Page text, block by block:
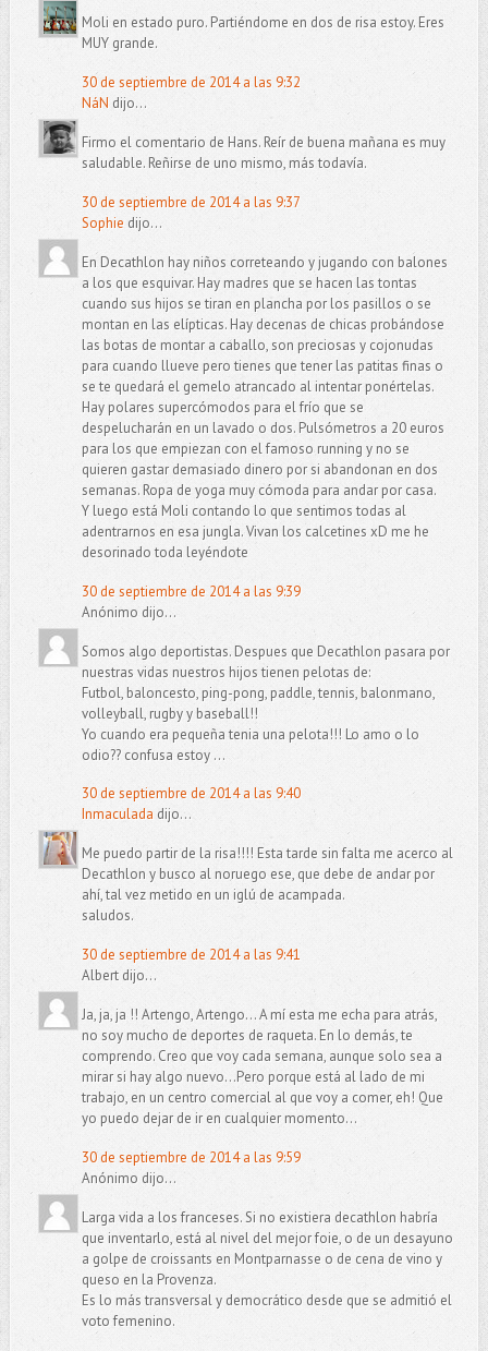
Moli en estado puro. Partiéndome en dos de risa estoy. Eres
MUY grande.
30 de septiembre de 2014 a las 9:32
NáN dijo...
Firmo el comentario de Hans. Reír de buena mañana es muy
saludable. Reñirse de uno mismo, más todavía.
30 de septiembre de 2014 a las 9:37
Sophie dijo...
En Decathlon hay niños correteando y jugando con balones
a los que esquivar. Hay madres que se hacen las tontas
cuando sus hijos se tiran en plancha por los pasillos o se
montan en las elípticas. Hay decenas de chicas probándose
las botas de montar a caballo, son preciosas y cojonudas
para cuando llueve pero tienes que tener las patitas finas o
se te quedará el gemelo atrancado al intentar ponértelas.
Hay polares supercómodos para el frío que se
despelucharán en un lavado o dos. Pulsómetros a 20 euros
para los que empiezan con el famoso running y no se
quieren gastar demasiado dinero por si abandonan en dos
semanas. Ropa de yoga muy cómoda para andar por casa.
Y luego está Moli contando lo que sentimos todas al
adentrarnos en esa jungla. Vivan los calcetines xD me he
desorinado toda leyéndote
30 de septiembre de 2014 a las 9:39
Anónimo dijo...
Somos algo deportistas. Despues que Decathlon pasara por
nuestras vidas nuestros hijos tienen pelotas de:
Futbol, baloncesto, ping-pong, paddle, tennis, balonmano,
volleyball, rugby y baseball!!
Yo cuando era pequeña tenia una pelota!!! Lo amo o lo
odio?? confusa estoy ...
30 de septiembre de 2014 a las 9:40
Inmaculada dijo...
Me puedo partir de la risa!!!! Esta tarde sin falta me acerco al
Decathlon y busco al noruego ese, que debe de andar por
ahí, tal vez metido en un iglú de acampada.
saludos.
30 de septiembre de 2014 a las 9:41
Albert dijo...
Ja, ja, ja !! Artengo, Artengo... A mí esta me echa para atrás,
no soy mucho de deportes de raqueta. En lo demás, te
comprendo. Creo que voy cada semana, aunque solo sea a
mirar si hay algo nuevo...Pero porque está al lado de mi
trabajo, en un centro comercial al que voy a comer, eh! Que
yo puedo dejar de ir en cualquier momento...
30 de septiembre de 2014 a las 9:59
Anónimo dijo...
Larga vida a los franceses. Si no existiera decathlon habría
que inventarlo, está al nivel del mejor foie, o de un desayuno
a golpe de croissants en Montparnasse o de cena de vino y
queso en la Provenza.
Es lo más transversal y democrático desde que se admitió el
voto femenino.